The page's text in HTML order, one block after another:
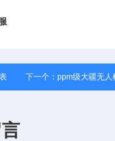
下一个： ppm级大疆无